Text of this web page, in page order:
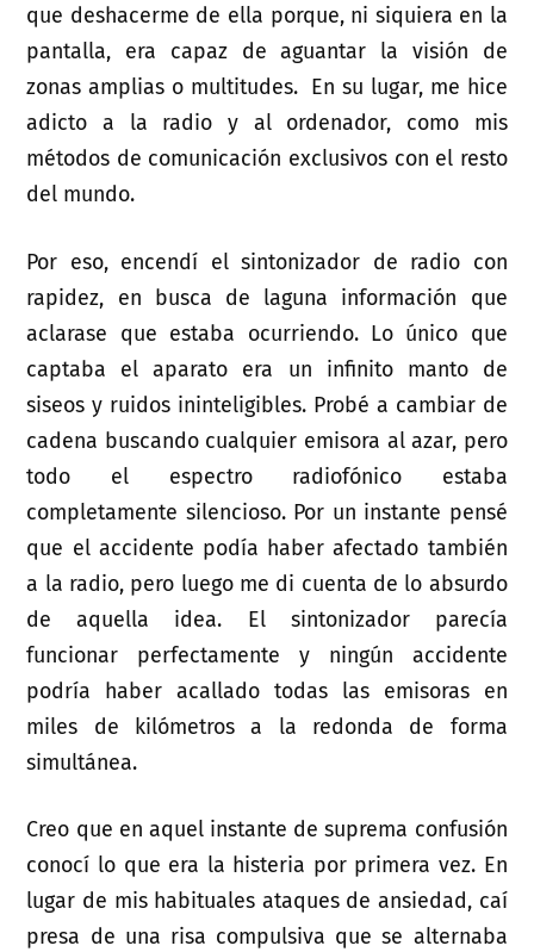
que deshacerme de ella porque, ni siquiera en la
pantalla, era capaz de aguantar la visión de
zonas amplias o multitudes. En su lugar, me hice
adicto a la radio y al ordenador, como mis
métodos de comunicación exclusivos con el resto
del mundo.
Por eso, encendí el sintonizador de radio con
rapidez, en busca de laguna información que
aclarase que estaba ocurriendo. Lo único que
captaba el aparato era un infinito manto de
siseos y ruidos ininteligibles. Probé a cambiar de
cadena buscando cualquier emisora al azar, pero
todo el espectro radiofónico estaba
completamente silencioso. Por un instante pensé
que el accidente podía haber afectado también
a la radio, pero luego me di cuenta de lo absurdo
de aquella idea. El sintonizador parecía
funcionar perfectamente y ningún accidente
podría haber acallado todas las emisoras en
miles de kilómetros a la redonda de forma
simultánea.
Creo que en aquel instante de suprema confusión
conocí lo que era la histeria por primera vez. En
lugar de mis habituales ataques de ansiedad, caí
presa de una risa compulsiva que se alternaba